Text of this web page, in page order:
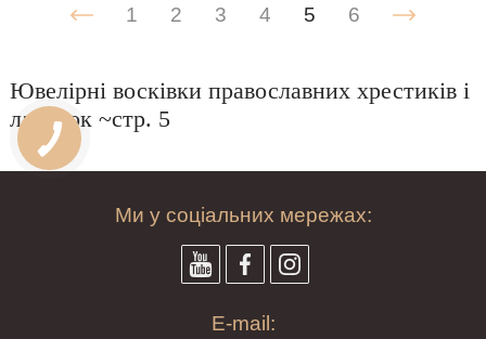
1 2 3 4 5 6
Ювелірні восківки православних хрестиків і
ладанок ~стр. 5
Ми у соціальних мережах:
E-mail: